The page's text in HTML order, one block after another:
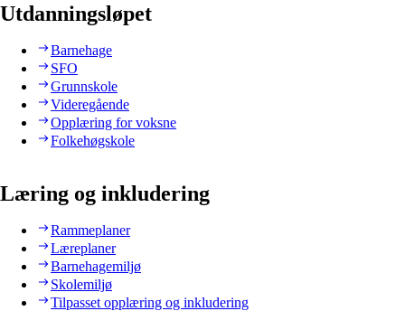
Utdanningsløpet
Barnehage
SFO
Grunnskole
Videregående
Opplæring for voksne
Folkehøgskole
Læring og inkludering
Rammeplaner
Læreplaner
Barnehagemiljø
Skolemiljø
Tilpasset opplæring og inkludering